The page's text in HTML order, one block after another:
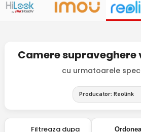
Camere supraveghere
cu urmatoarele
Producator: Reolink
Filtreaza dupa